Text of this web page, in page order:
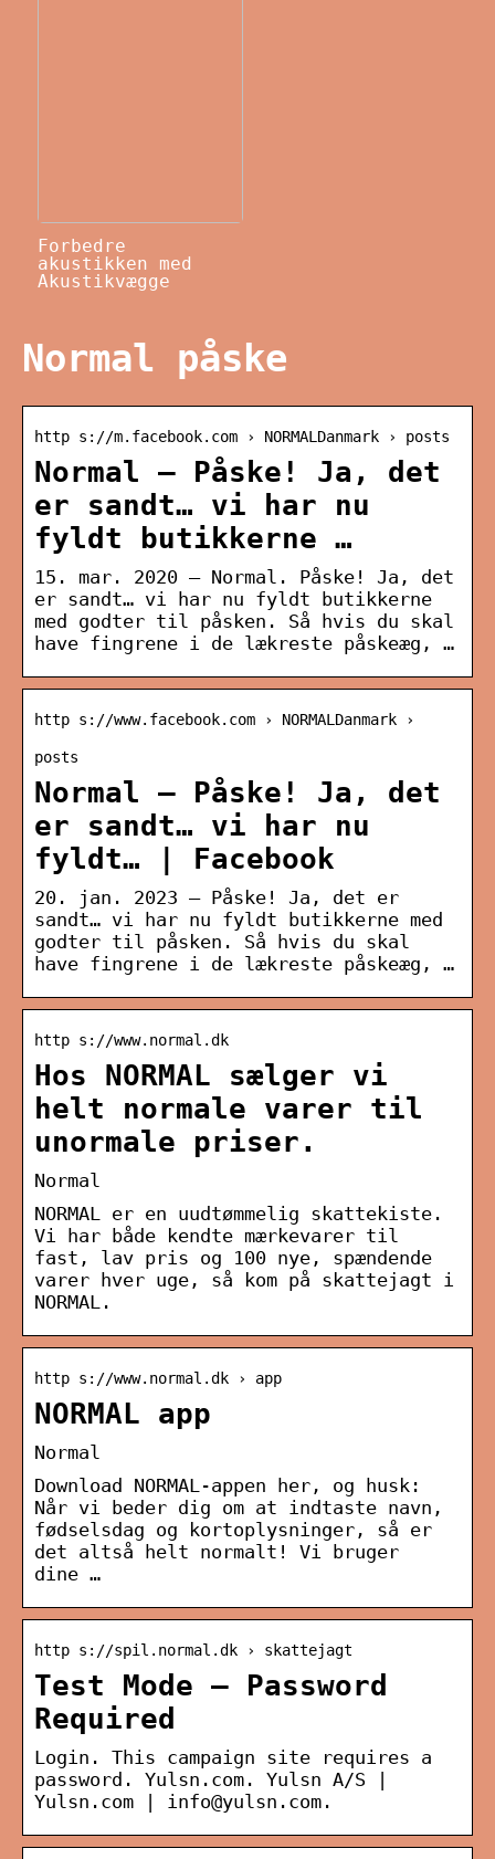
Forbedre
akustikken med
Akustikvægge
Normal påske
http s://m.facebook.com › NORMALDanmark › posts
Normal – Påske! Ja, det
er sandt… vi har nu
fyldt butikkerne …
15. mar. 2020 — Normal. Påske! Ja, det
er sandt… vi har nu fyldt butikkerne
med godter til påsken. Så hvis du skal
have fingrene i de lækreste påskeæg, …
http s://www.facebook.com › NORMALDanmark ›
posts
Normal – Påske! Ja, det
er sandt… vi har nu
fyldt… | Facebook
20. jan. 2023 — Påske! Ja, det er
sandt… vi har nu fyldt butikkerne med
godter til påsken. Så hvis du skal
have fingrene i de lækreste påskeæg, …
http s://www.normal.dk
Hos NORMAL sælger vi
helt normale varer til
unormale priser.
Normal
NORMAL er en uudtømmelig skattekiste.
Vi har både kendte mærkevarer til
fast, lav pris og 100 nye, spændende
varer hver uge, så kom på skattejagt i
NORMAL.
http s://www.normal.dk › app
NORMAL app
Normal
Download NORMAL-appen her, og husk:
Når vi beder dig om at indtaste navn,
fødselsdag og kortoplysninger, så er
det altså helt normalt! Vi bruger
dine …
http s://spil.normal.dk › skattejagt
Test Mode – Password
Required
Login. This campaign site requires a
password. Yulsn.com. Yulsn A/S |
Yulsn.com | info@yulsn.com.